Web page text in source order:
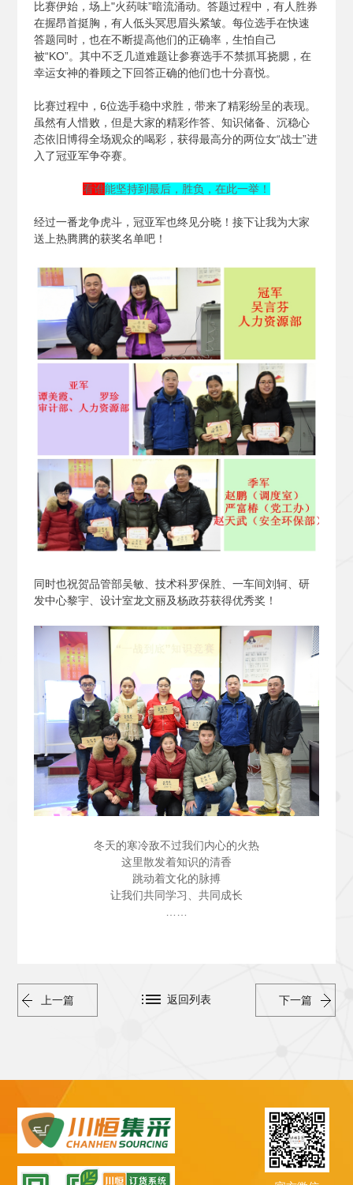
比赛伊始，场上"火药味”暗流涌动。答题过程中，有人胜券
在握昂首挺胸，有人低头冥思眉头紧皱。每位选手在快速
答题同时，也在不断提高他们的正确率，生怕自己
被“KO”。其中不乏几道难题让参赛选手不禁抓耳挠腮，在
幸运女神的眷顾之下回答正确的他们也十分喜悦。
比赛过程中，6位选手稳中求胜，带来了精彩纷呈的表现。
虽然有人惜败，但是大家的精彩作答、知识储备、沉稳心
态依旧博得全场观众的喝彩，获得最高分的两位女“战士”进
入了冠亚军争夺赛。
看谁能坚持到最后，胜负，在此一举！
经过一番龙争虎斗，冠亚军也终见分晓！接下让我为大家
送上热腾腾的获奖名单吧！
同时也祝贺品管部吴敏、技术科罗保胜、一车间刘轲、研
发中心黎宇、设计室龙文丽及杨政芬获得优秀奖！
冬天的寒冷敌不过我们内心的火热
这里散发着知识的清香
跳动着文化的脉搏
让我们共同学习、共同成长
上一篇 下一篇
返回列表